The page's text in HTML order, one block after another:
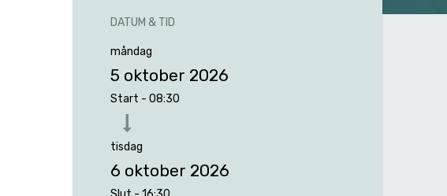
DATUM & TID
måndag
5 oktober 2026
Start - 08:30
tisdag
6 oktober 2026